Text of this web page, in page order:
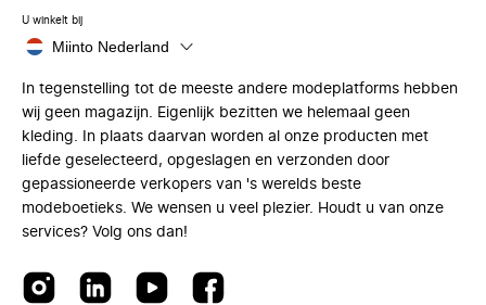
U winkelt bij
Miinto Nederland
In tegenstelling tot de meeste andere modeplatforms hebben
wij geen magazijn. Eigenlijk bezitten we helemaal geen
kleding. In plaats daarvan worden al onze producten met
liefde geselecteerd, opgeslagen en verzonden door
gepassioneerde verkopers van 's werelds beste
modeboetieks. We wensen u veel plezier. Houdt u van onze
services? Volg ons dan!